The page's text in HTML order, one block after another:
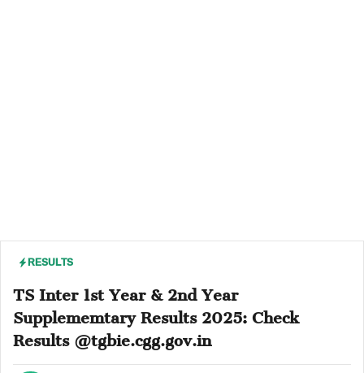
RESULTS
TS Inter 1st Year & 2nd Year
Supplememtary Results 2025: Check
Results @tgbie.cgg.gov.in